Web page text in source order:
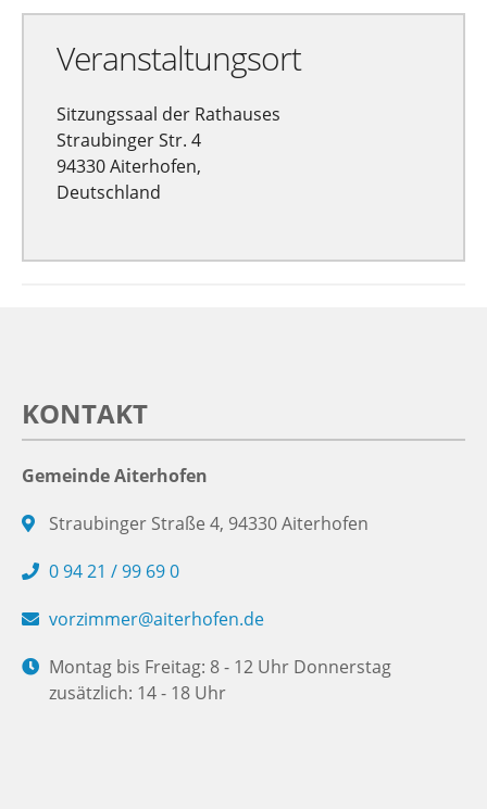
Veranstaltungsort
Sitzungssaal der Rathauses
Straubinger Str. 4
94330 Aiterhofen,
Deutschland
KONTAKT
Gemeinde Aiterhofen
Straubinger Straße 4, 94330 Aiterhofen
0 94 21 / 99 69 0
vorzimmer@aiterhofen.de
Montag bis Freitag: 8 - 12 Uhr Donnerstag
zusätzlich: 14 - 18 Uhr